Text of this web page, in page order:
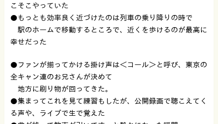
こそこやっていた
●もっとも効率良く近づけたのは列車の乗り降りの時で
駅のホームで移動するところで、近くを歩けるのが最高に
幸せだった
●ファンが揃ってかける掛け声は＜コール＞と呼び、東京の
全キャン連のお兄さんが決めて
地方に刷り物が回ってきた。
●集まってこれを見て練習もしたが、公開録画で聴こえてく
る声や、ライブで生で覚えた